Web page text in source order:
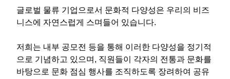
글로벌 물류 기업으로서 문화적 다양성은 우리의 비즈
니스에 자연스럽게 스며들어 있습니다.
저희는 내부 공모전 등을 통해 이러한 다양성을 정기적
으로 기념하고 있으며, 직원들이 각자의 전통과 문화를
바탕으로 문화 점심 행사를 조직하도록 장려하여 공유